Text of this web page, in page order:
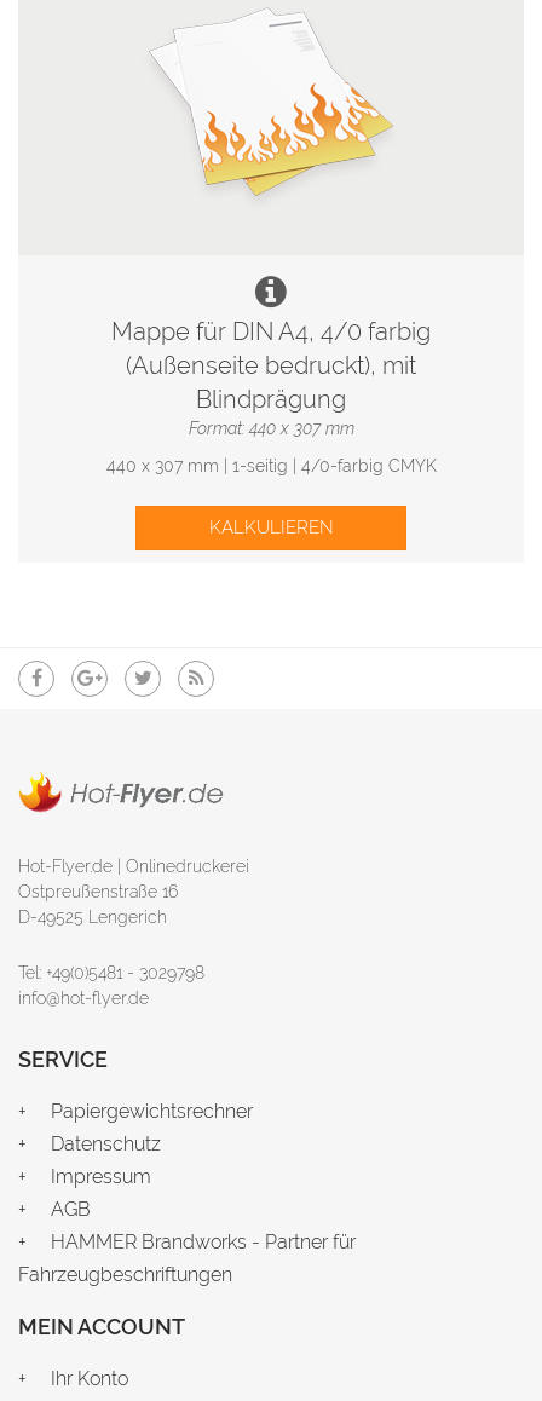
Mappe für DIN A4, 4/0 farbig
(Außenseite bedruckt), mit
Blindprägung
Format: 440 x 307 mm
440 x 307 mm | 1-seitig | 4/0-farbig CMYK
KALKULIEREN
Hot-Flyer.de | Onlinedruckerei
Ostpreußenstraße 16
D-49525 Lengerich
Tel: +49(0)5481 - 3029798
info@hot-flyer.de
SERVICE
Papiergewichtsrechner
Datenschutz
Impressum
AGB
HAMMER Brandworks - Partner für
Fahrzeugbeschriftungen
MEIN ACCOUNT
Ihr Konto